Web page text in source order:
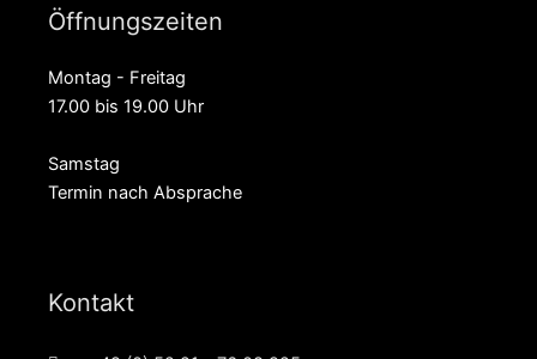
Öffnungszeiten
Montag - Freitag
17.00 bis 19.00 Uhr
Samstag
Termin nach Absprache
Kontakt